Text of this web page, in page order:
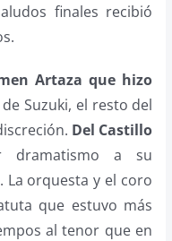
finales recibió
Artaza que hizo
Suzuki, el resto del
Del Castillo
dramatismo a su
La orquesta y el coro
que estuvo más
al tenor que en